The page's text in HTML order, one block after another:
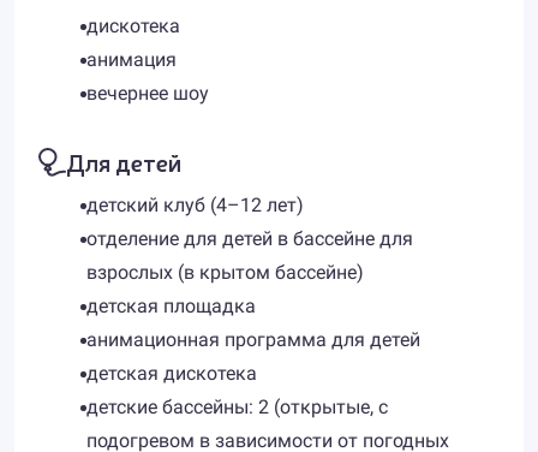
дискотека
анимация
вечернее шоу
Для детей
детский клуб (4–12 лет)
отделение для детей в бассейне для
взрослых (в крытом бассейне)
детская площадка
анимационная программа для детей
детская дискотека
детские бассейны: 2 (открытые, с
подогревом в зависимости от погодных